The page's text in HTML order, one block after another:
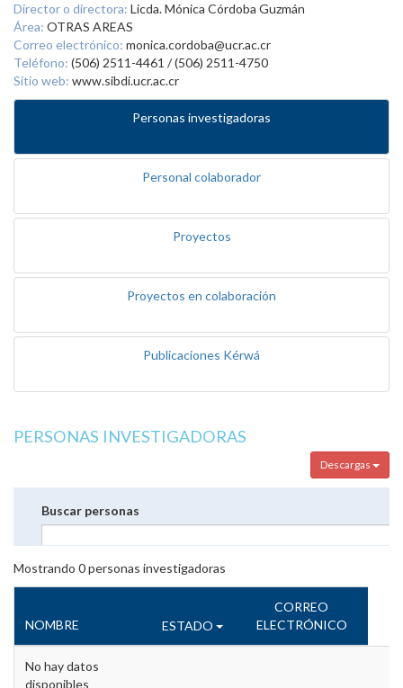
Director o directora: Licda. Mónica Córdoba Guzmán
Área: OTRAS AREAS
Correo electrónico: monica.cordoba@ucr.ac.cr
Teléfono: (506) 2511-4461 / (506) 2511-4750
Sitio web: www.sibdi.ucr.ac.cr
Personas investigadoras
Personal colaborador
Proyectos
Proyectos en colaboración
Publicaciones Kérwá
PERSONAS INVESTIGADORAS
Descargas
Buscar personas
Mostrando 0personas investigadoras
NOMBRE ESTADO
CORREO
ELECTRÓNICO
No hay datos
disponibles